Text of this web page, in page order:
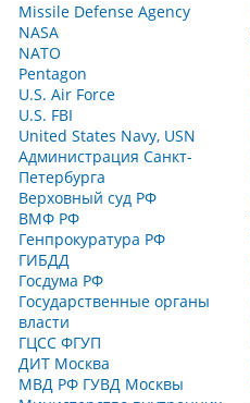
Missile Defense Agency
NASA
NATO
Pentagon
U.S. Air Force
U.S. FBI
United States Navy, USN
Администрация Санкт-
Петербурга
Верховный суд РФ
ВМФ РФ
Генпрокуратура РФ
ГИБДД
Госдума РФ
Государственные органы
власти
ГЦСС ФГУП
ДИТ Москва
МВД РФ ГУВД Москвы